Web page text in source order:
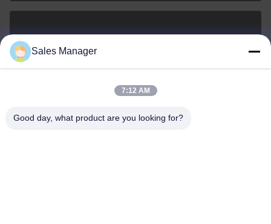
001-512-7443871
Sales Manager
7:12 AM
Good day, what product are you looking for?